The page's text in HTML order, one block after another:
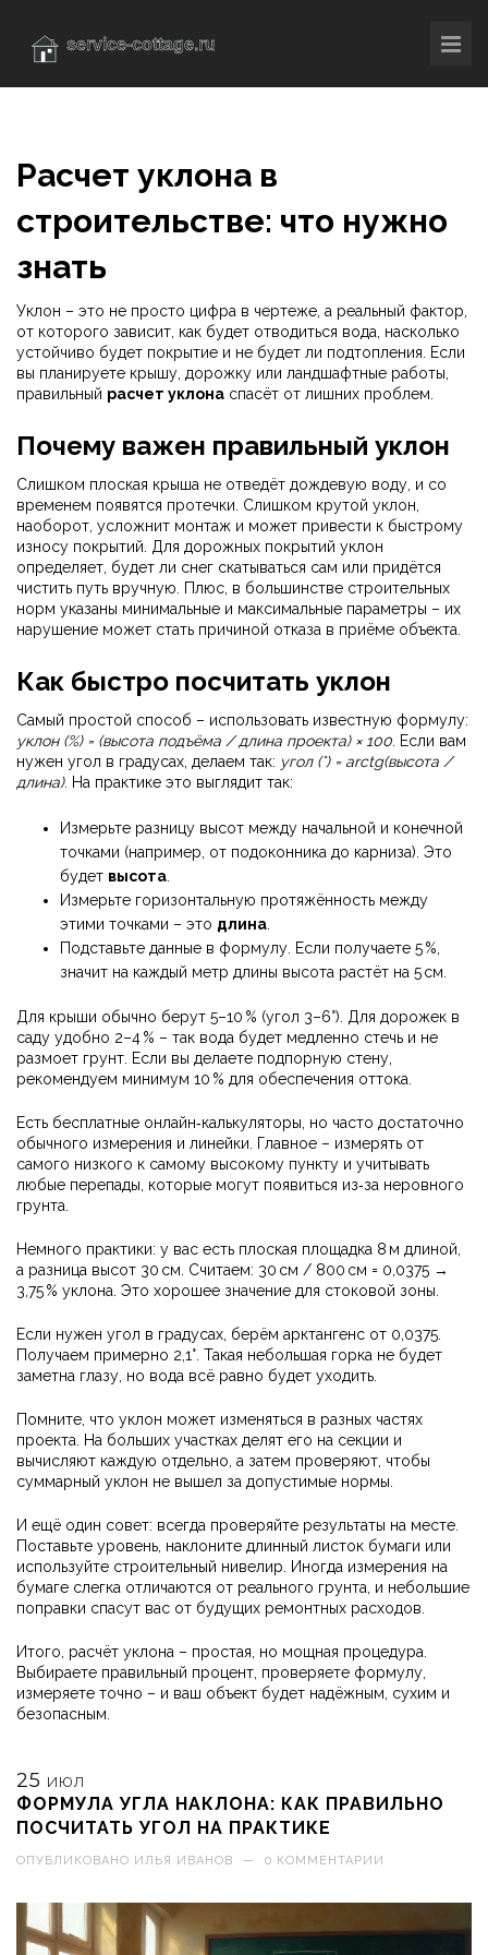
Расчет уклона в
строительстве: что нужно
знать
Уклон – это не просто цифра в чертеже, а реальный фактор,
от которого зависит, как будет отводиться вода, насколько
устойчиво будет покрытие и не будет ли подтопления. Если
вы планируете крышу, дорожку или ландшафтные работы,
правильный расчет уклона спасёт от лишних проблем.
Почему важен правильный уклон
Слишком плоская крыша не отведёт дождевую воду, и со
временем появятся протечки. Слишком крутой уклон,
наоборот, усложнит монтаж и может привести к быстрому
износу покрытий. Для дорожных покрытий уклон
определяет, будет ли снег скатываться сам или придётся
чистить путь вручную. Плюс, в большинстве строительных
норм указаны минимальные и максимальные параметры – их
нарушение может стать причиной отказа в приёме объекта.
Как быстро посчитать уклон
Самый простой способ – использовать известную формулу:
уклон (%) = (высота подъёма / длина проекта) × 100 . Если вам
нужен угол в градусах, делаем так: угол (°) = arctg(высота /
длина). На практике это выглядит так:
Измерьте разницу высот между начальной и конечной
точками (например, от подоконника до карниза). Это
будет высота
Измерьте горизонтальную протяжённость между
этими точками – это длина
Подставьте данные в формулу. Если получаете 5 %,
значит на каждый метр длины высота растёт на 5 см.
Для крыши обычно берут 5–10 % (угол 3–6°). Для дорожек в
саду удобно 2–4 % – так вода будет медленно стечь и не
размоет грунт. Если вы делаете подпорную стену,
рекомендуем минимум 10 % для обеспечения оттока.
Есть бесплатные онлайн‑калькуляторы, но часто достаточно
обычного измерения и линейки. Главное – измерять от
самого низкого к самому высокому пункту и учитывать
любые перепады, которые могут появиться из‑за неровного
грунта.
Немного практики: у вас есть плоская площадка 8 м длиной,
а разница высот 30 см. Считаем: 30 см / 800 см = 0,0375 →
3,75 % уклона. Это хорошее значение для стоковой зоны.
Если нужен угол в градусах, берём арктангенс от 0,0375.
Получаем примерно 2,1°. Такая небольшая горка не будет
заметна глазу, но вода всё равно будет уходить.
Помните, что уклон может изменяться в разных частях
проекта. На больших участках делят его на секции и
вычисляют каждую отдельно, а затем проверяют, чтобы
суммарный уклон не вышел за допустимые нормы.
И ещё один совет: всегда проверяйте результаты на месте.
Поставьте уровень, наклоните длинный листок бумаги или
используйте строительный нивелир. Иногда измерения на
бумаге слегка отличаются от реального грунта, и небольшие
поправки спасут вас от будущих ремонтных расходов.
Итого, расчёт уклона – простая, но мощная процедура.
Выбираете правильный процент, проверяете формулу,
измеряете точно – и ваш объект будет надёжным, сухим и
безопасным.
25 ИЮЛ
ФОРМУЛА УГЛА НАКЛОНА: КАК ПРАВИЛЬНО
ПОСЧИТАТЬ УГОЛ НА ПРАКТИКЕ
ОПУБЛИКОВАНО ИЛЬЯ ИВАНОВ — 0 КОММЕНТАРИИ